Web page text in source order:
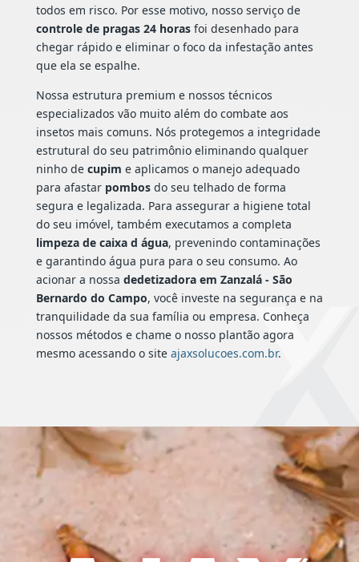
todos em risco. Por esse motivo, nosso serviço de
controle de pragas 24 horasfoi desenhado para
chegar rápido e eliminar o foco da infestação antes
que ela se espalhe.
Nossa estrutura premium e nossos técnicos
especializados vão muito além do combate aos
insetos mais comuns. Nós protegemos a integridade
estrutural do seu patrimônio eliminando qualquer
ninho de cupim e aplicamos o manejo adequado
para afastar pombosdo seu telhado de forma
segura e legalizada. Para assegurar a higiene total
do seu imóvel, também executamos a completa
limpeza de caixa d água, prevenindo contaminações
e garantindo água pura para o seu consumo. Ao
acionar a nossa dedetizadora em Zanzalá - São
Bernardo do Campo, você investe na segurança e na
tranquilidade da sua família ou empresa. Conheça
nossos métodos e chame o nosso plantão agora
mesmo acessando o site ajaxsolucoes.com.br.